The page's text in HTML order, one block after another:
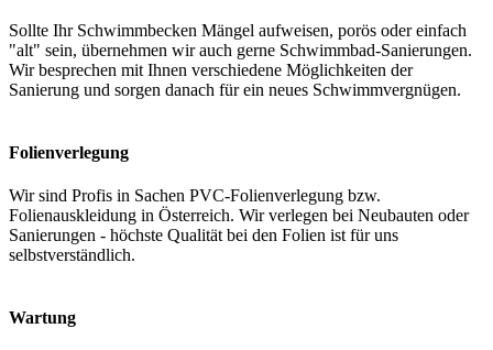
Sollte Ihr Schwimmbecken Mängel aufweisen, porös oder einfach
"alt" sein, übernehmen wir auch gerne Schwimmbad-Sanierungen.
Wir besprechen mit Ihnen verschiedene Möglichkeiten der
Sanierung und sorgen danach für ein neues Schwimmvergnügen.
Folienverlegung
Wir sind Profis in Sachen PVC-Folienverlegung bzw.
Folienauskleidung in Österreich. Wir verlegen bei Neubauten oder
Sanierungen - höchste Qualität bei den Folien ist für uns
selbstverständlich.
Wartung